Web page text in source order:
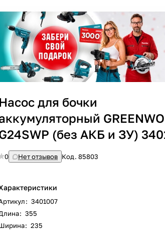
Насос для бочки
(без АКБ и ЗУ)
0 Нет отзывов Код.85803
: 3401007
: 355
: 235
только
банка